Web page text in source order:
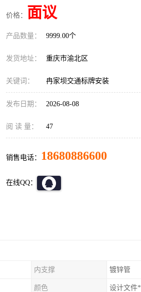
价格： 面议
产品数量： 9999.00个
发货地址： 重庆市渝北区
关键词： 冉家坝交通标牌安装
发布日期： 2026-08-08
阅 读 量： 47
销售电话： 18680886600
在线QQ：
内支撑 镀锌管
颜色 设计文件*